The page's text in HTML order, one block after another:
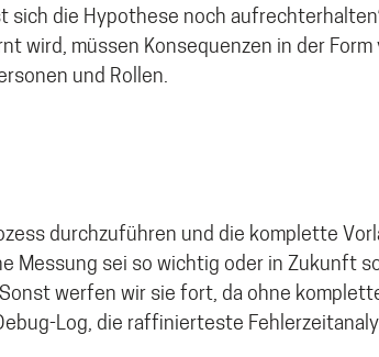
sich die Hypothese noch
wird, müssen Konsequenzen in der Form
und Rollen.
durchzuführen und die komplette
Messung sei so wichtig oder in Zukunft
werfen wir sie fort, da ohne
Log, die raffinierteste